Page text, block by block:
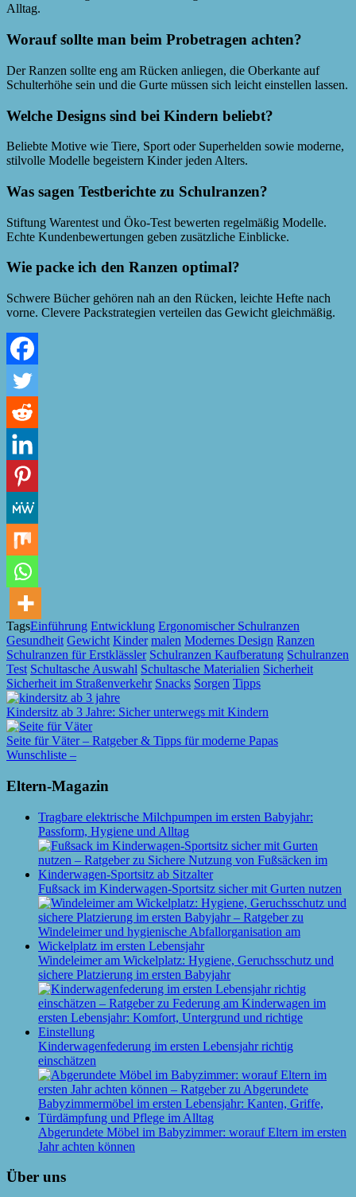
Alltag.
Worauf sollte man beim Probetragen achten?
Der Ranzen sollte eng am Rücken anliegen, die Oberkante auf
Schulterhöhe sein und die Gurte müssen sich leicht einstellen lassen.
Welche Designs sind bei Kindern beliebt?
Beliebte Motive wie Tiere, Sport oder Superhelden sowie moderne,
stilvolle Modelle begeistern Kinder jeden Alters.
Was sagen Testberichte zu Schulranzen?
Stiftung Warentest und Öko-Test bewerten regelmäßig Modelle.
Echte Kundenbewertungen geben zusätzliche Einblicke.
Wie packe ich den Ranzen optimal?
Schwere Bücher gehören nah an den Rücken, leichte Hefte nach
vorne. Clevere Packstrategien verteilen das Gewicht gleichmäßig.
TagsEinführung Entwicklung Ergonomischer Schulranzen
Gesundheit Gewicht Kinder malen Modernes Design Ranzen
Schulranzen für Erstklässler Schulranzen Kaufberatung Schulranzen
Test Schultasche Auswahl Schultasche Materialien Sicherheit
Sicherheit im Straßenverkehr Snacks Sorgen Tipps
Kindersitz ab 3 Jahre: Sicher unterwegs mit Kindern
Seite für Väter – Ratgeber & Tipps für moderne Papas
Wunschliste –
Eltern-Magazin
Tragbare elektrische Milchpumpen im ersten Babyjahr:
Passform, Hygiene und Alltag
Fußsack im Kinderwagen-Sportsitz sicher mit Gurten nutzen
Windeleimer am Wickelplatz: Hygiene, Geruchsschutz und
sichere Platzierung im ersten Babyjahr
Kinderwagenfederung im ersten Lebensjahr richtig
einschätzen
Abgerundete Möbel im Babyzimmer: worauf Eltern im ersten
Jahr achten können
Über uns